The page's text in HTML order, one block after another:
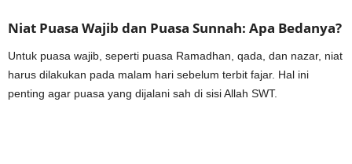
Niat Puasa Wajib dan Puasa Sunnah: Apa Bedanya?
Untuk puasa wajib, seperti puasa Ramadhan, qada, dan nazar, niat
harus dilakukan pada malam hari sebelum terbit fajar. Hal ini
penting agar puasa yang dijalani sah di sisi Allah SWT.